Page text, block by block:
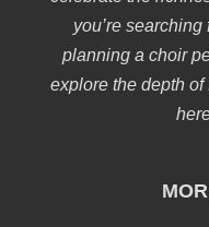
you’re
planning a choir
explore the depth